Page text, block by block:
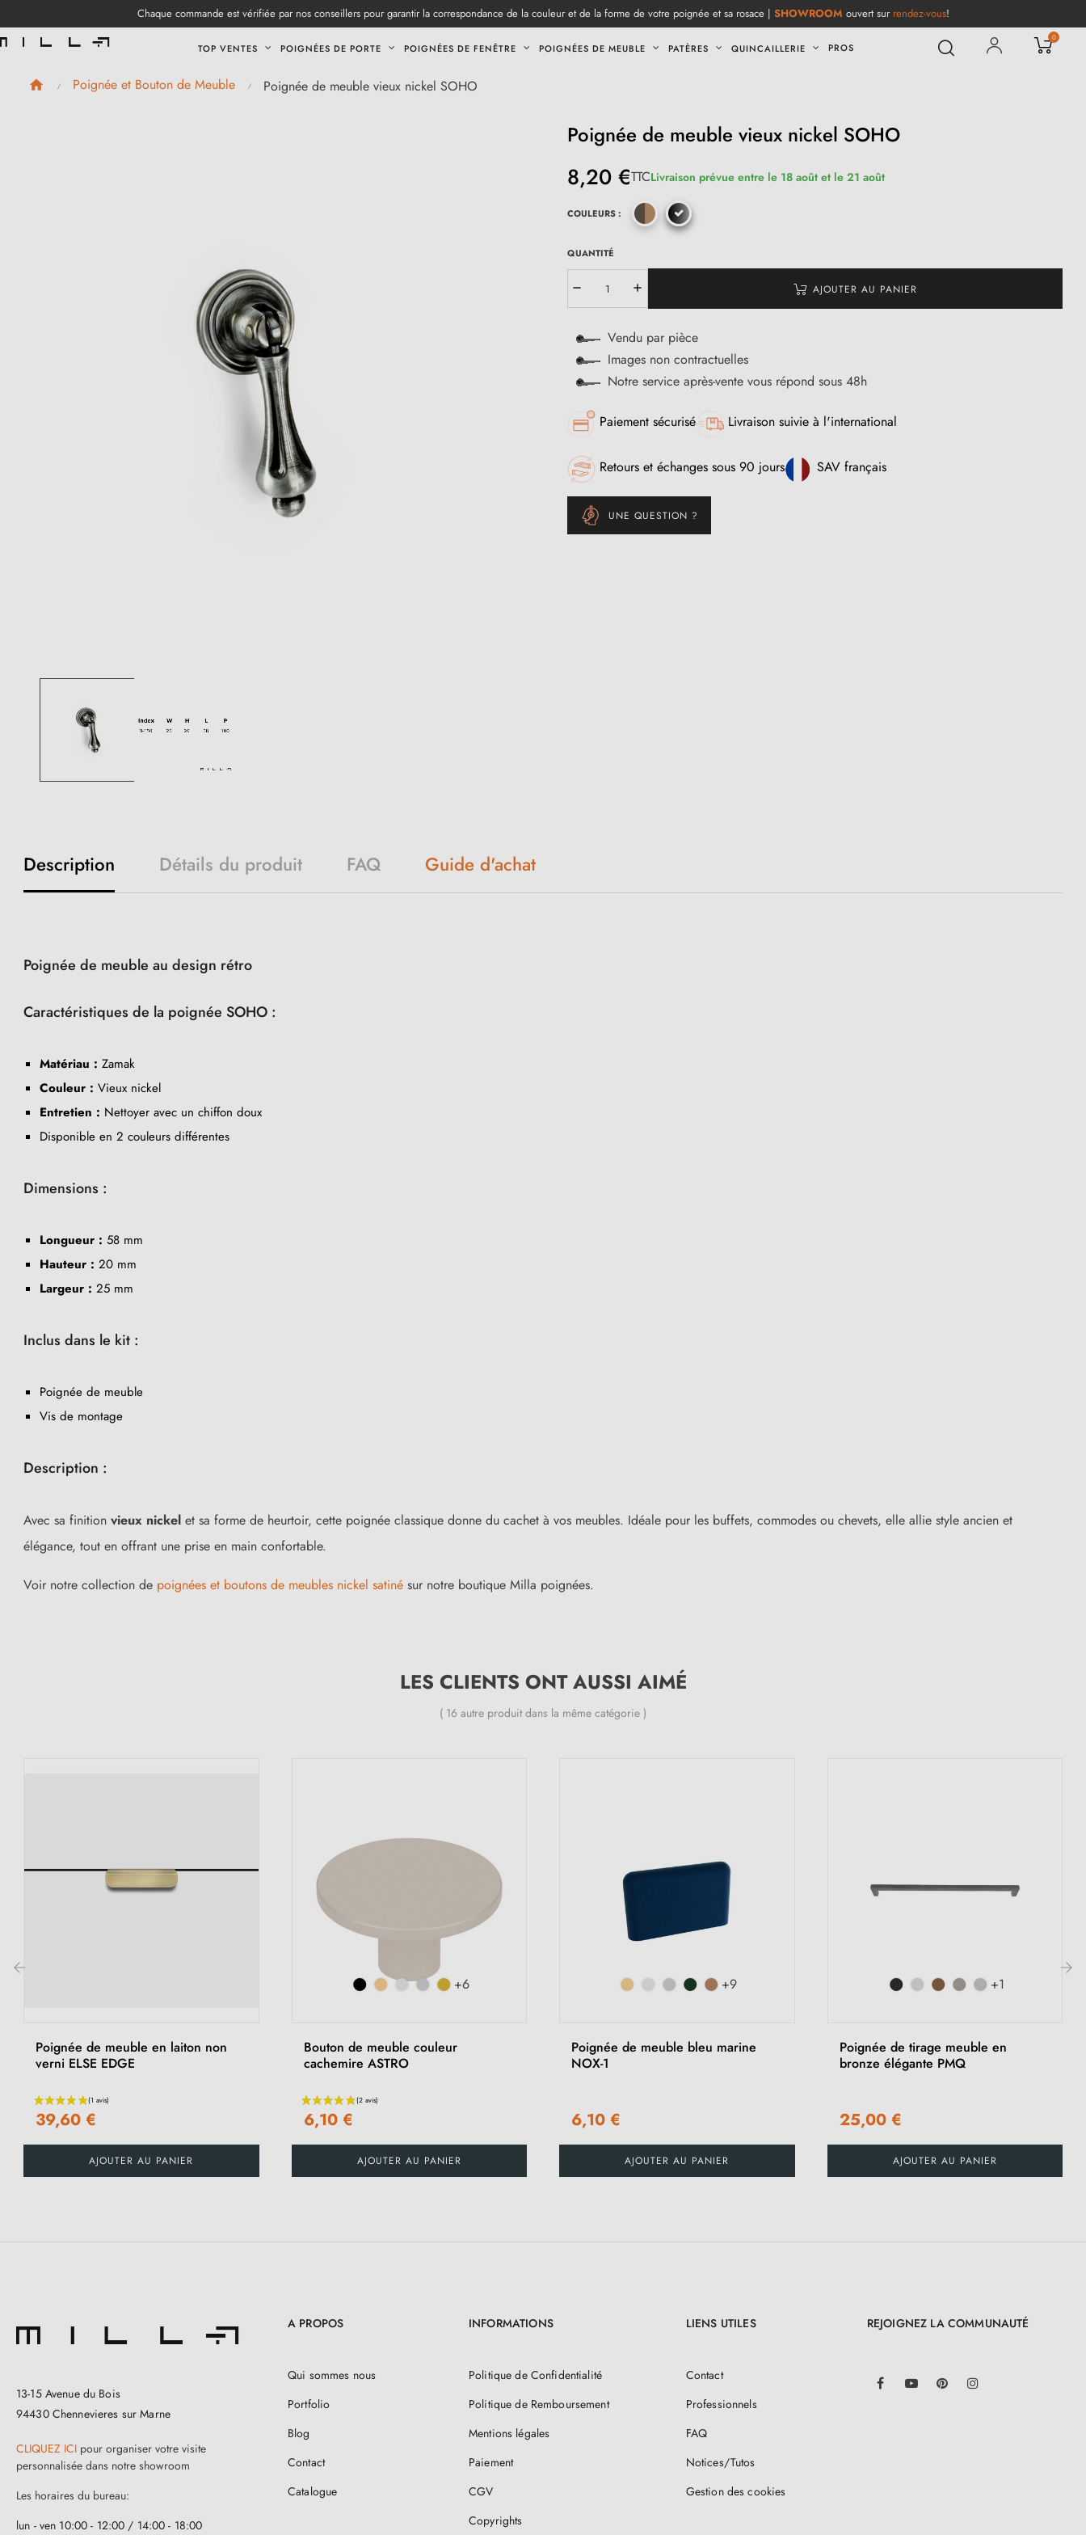
Chaque commande est vérifiée par nos conseillers pour garantir la correspondance de la couleur et de la forme de votre poignée et sa rosace | SHOWROOM ouvert sur rendez-vous!
TOP VENTES POIGNÉES DE PORTE POIGNÉES DE FENÊTRE POIGNÉES DE MEUBLE PATÈRES QUINCAILLERIE PROS
0
Poignée et Bouton de Meuble Poignée de meuble vieux nickel SOHO
Poignée de meuble vieux nickel SOHO
8,20 €TTCLivraison prévue entre le 18 août et le 21 août
COULEURS :
QUANTITÉ
AJOUTER AU PANIER
Vendu par pièce
Images non contractuelles
Notre service après-vente vous répond sous 48h
Paiement sécurisé Livraison suivie à l'international
Retours et échanges sous 90 jours SAV français
UNE QUESTION ?
Description Détails du produit FAQ Guide d'achat
Poignée de meuble au design rétro
Caractéristiques de la poignée SOHO :
Matériau : Zamak
Couleur : Vieux nickel
Entretien : Nettoyer avec un chiffon doux
Disponible en 2 couleurs différentes
Dimensions :
Longueur : 58 mm
Hauteur : 20 mm
Largeur : 25 mm
Inclus dans le kit :
Poignée de meuble
Vis de montage
Description :
Avec sa finition vieux nickel et sa forme de heurtoir, cette poignée classique donne du cachet à vos meubles. Idéale pour les buffets, commodes ou chevets, elle allie style ancien et
élégance, tout en offrant une prise en main confortable.
Voir notre collection de poignées et boutons de meubles nickel satiné sur notre boutique Milla poignées.
LES CLIENTS ONT AUSSI AIMÉ
( 16 autre produit dans la même catégorie )
Poignée de meuble en laiton non
verni ELSE EDGE
39,60 €
AJOUTER AU PANIER
+6
Bouton de meuble couleur
cachemire ASTRO
6,10 €
AJOUTER AU PANIER
+9
Poignée de meuble bleu marine
NOX-1
6,10 €
AJOUTER AU PANIER
+1
Poignée de tirage meuble en
bronze élégante PMQ
25,00 €
AJOUTER AU PANIER
13-15 Avenue du Bois
94430 Chennevieres sur Marne
CLIQUEZ ICI pour organiser votre visite
personnalisée dans notre showroom
Les horaires du bureau:
lun - ven 10:00 - 12:00 / 14:00 - 18:00
A PROPOS
Qui sommes nous
Portfolio
Blog
Contact
Catalogue
INFORMATIONS
Politique de Confidentialité
Politique de Remboursement
Mentions légales
Paiement
CGV
Copyrights
LIENS UTILES
Contact
Professionnels
FAQ
Notices/Tutos
Gestion des cookies
REJOIGNEZ LA COMMUNAUTÉ
FacebookYouTube Pinterest